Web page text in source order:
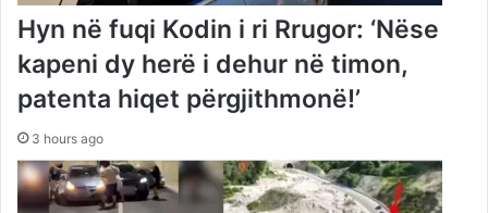
Hyn në fuqi Kodin i ri Rrugor: ‘Nëse
kapeni dy herë i dehur në timon,
patenta hiqet përgjithmonë!’
3 hours ago